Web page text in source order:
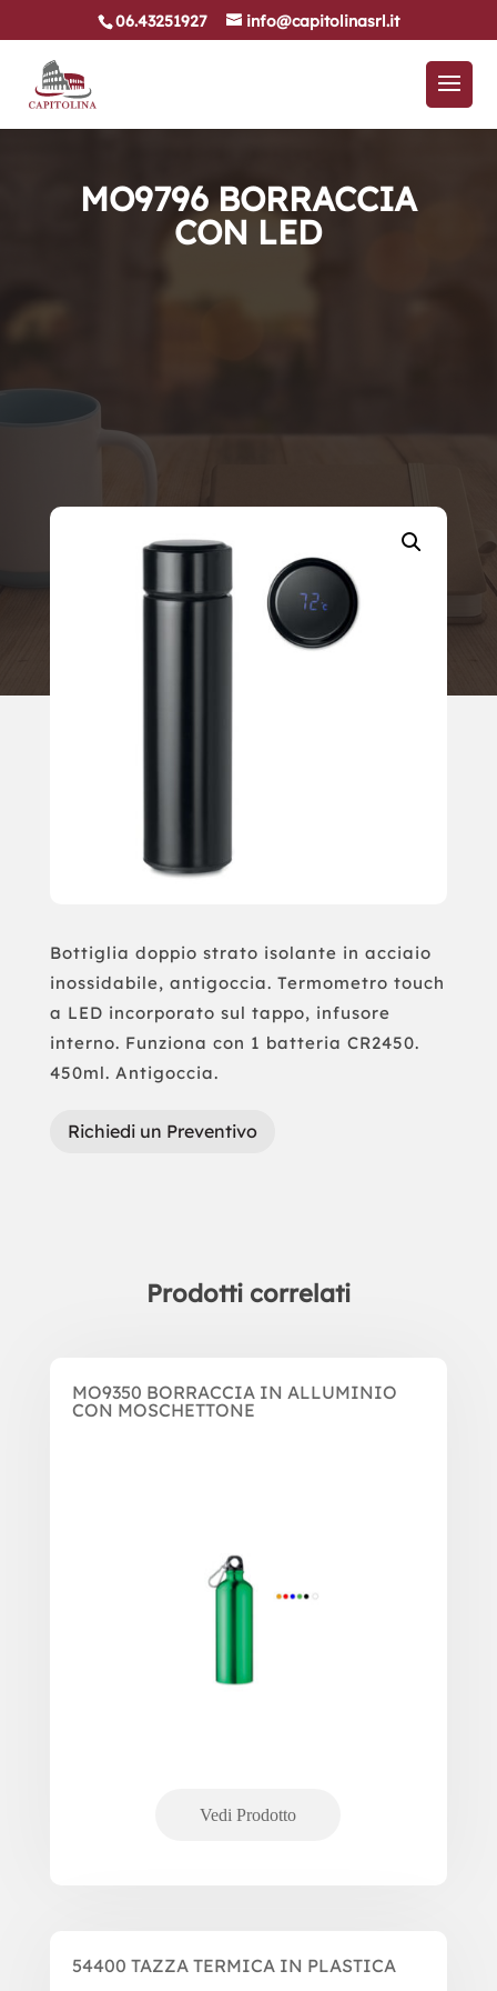
06.43251927 info@capitolinasrl.it
MO9796 BORRACCIA
CON LED
Bottiglia doppio strato isolante in acciaio
inossidabile, antigoccia. Termometro touch
a LED incorporato sul tappo, infusore
interno. Funziona con 1 batteria CR2450.
450ml. Antigoccia.
Richiedi un Preventivo
Prodotti correlati
MO9350 BORRACCIA IN ALLUMINIO
CON MOSCHETTONE
54400 TAZZA TERMICA IN PLASTICA